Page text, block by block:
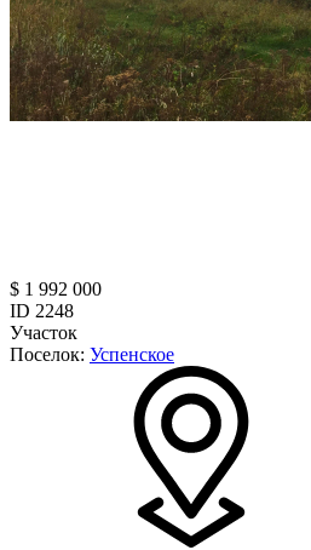
$ 1 992 000
ID 2248
Участок
Поселок: Успенское